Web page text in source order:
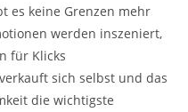
es keine Grenzen mehr
werden inszeniert,
für Klicks
sich selbst und das
die wichtigste